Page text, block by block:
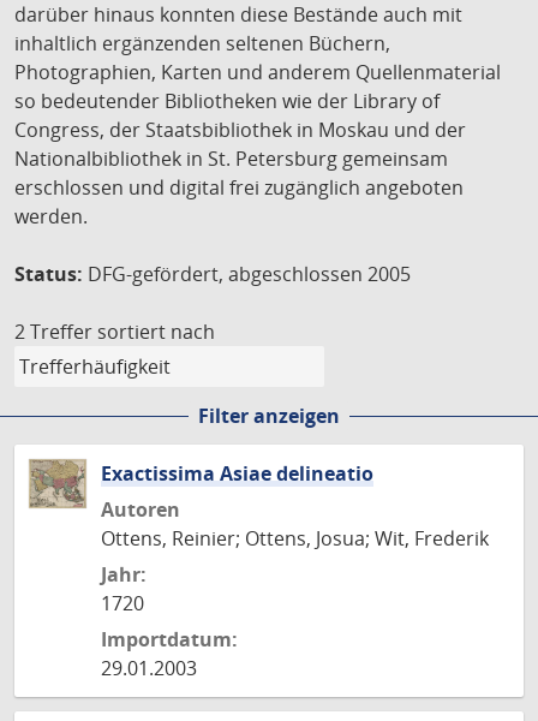
darüber hinaus konnten diese Bestände auch mit
inhaltlich ergänzenden seltenen Büchern,
Photographien, Karten und anderem Quellenmaterial
so bedeutender Bibliotheken wie der Library of
Congress, der Staatsbibliothek in Moskau und der
Nationalbibliothek in St. Petersburg gemeinsam
erschlossen und digital frei zugänglich angeboten
werden.
Status: DFG-gefördert, abgeschlossen 2005
2 Treffer sortiert nach
Filter anzeigen
Exactissima Asiae delineatio
Autoren
Ottens, Reinier; Ottens, Josua; Wit, Frederik
Jahr:
1720
Importdatum:
29.01.2003